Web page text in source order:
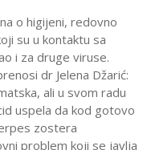
o higijeni, redovno
su u kontaktu sa
i za druge viruse.
dr Jelena Džarić:
ali u svom radu
uspela da kod gotovo
zostera
problem koji se javlja